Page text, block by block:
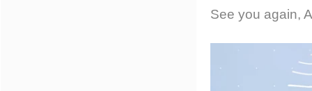
See you again,